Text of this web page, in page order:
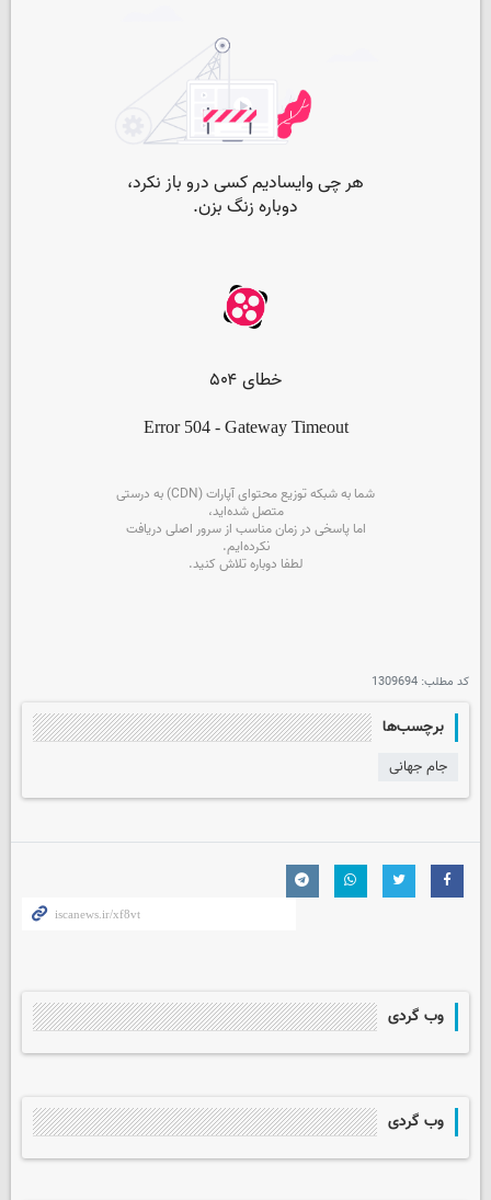
کد مطلب: 1309694
برچسب‌ها
جام جهانی
وب گردی
وب گردی